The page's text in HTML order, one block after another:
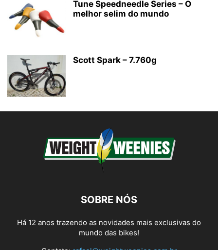
Tune Speedneedle Series – O
melhor selim do mundo
Scott Spark – 7.760g
SOBRE NÓS
Há 12 anos trazendo as novidades mais exclusivas do
mundo das bikes!